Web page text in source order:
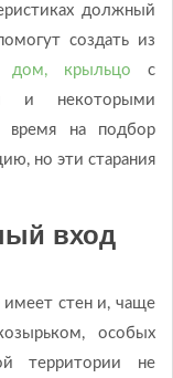
должный
создать из
дом, крыльцо с
и некоторыми
время на подбор
но эти старания
вход
стен и, чаще
особых
территории не